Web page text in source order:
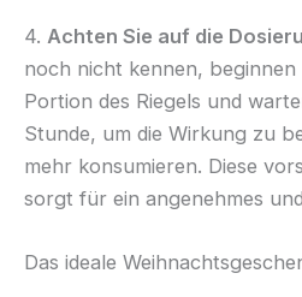
4. Achten Sie auf die
noch nicht kennen, beginnen
Portion des Riegels und
Stunde, um die Wirkung zu
mehr konsumieren. Diese
sorgt für ein angenehmes
Das ideale